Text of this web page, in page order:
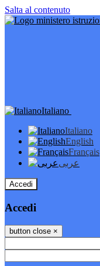
Salta al contenuto
Italiano
Italiano
English
Français
عربى
Accedi
Accedi
button close ×